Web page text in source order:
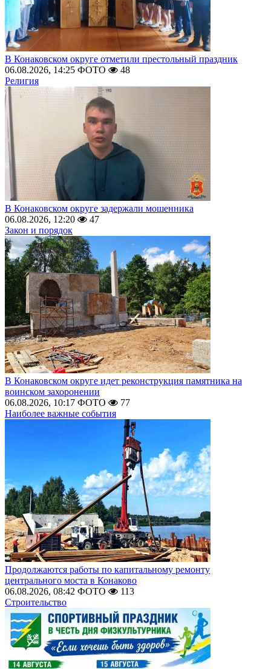
В Конаковском округе отметили престольный праздник
06.08.2026, 14:25 ФОТО
48
Религия
В Конаковском округе задержали мошенника
06.08.2026, 12:20
47
Закон и порядок
В Конаковском округе идет реконструкция памятника на
воинском захоронении
06.08.2026, 10:17 ФОТО
77
Наиболее важные события
Продолжаются работы по капитальному ремонту
центрального моста в Конаково
06.08.2026, 08:42 ФОТО
113
Строительство